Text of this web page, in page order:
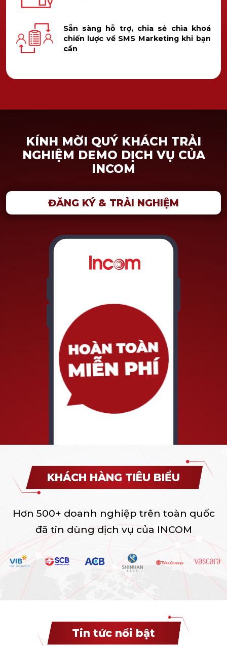
Sẵn sàng hỗ trợ, chia sẻ chìa khoá
chiến lược về SMS Marketing khi bạn
cần
KÍNH MỜI QUÝ KHÁCH TRẢI
NGHIỆM DEMO DỊCH VỤ CỦA
INCOM
ĐĂNG KÝ & TRẢI NGHIỆM
KHÁCH HÀNG TIÊU BIỂU
Hơn 500+ doanh nghiệp trên toàn quốc
đã tin dùng dịch vụ của INCOM
Tin tức nổi bật